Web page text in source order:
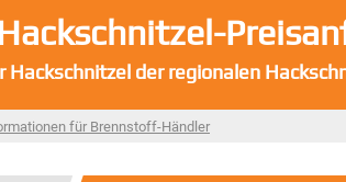
Hackschnitzel der regionalen
für Brennstoff-Händler